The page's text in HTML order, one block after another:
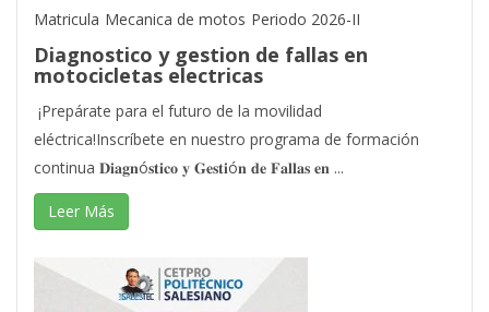
Matricula Mecanica de motos Periodo 2026-II
Diagnostico y gestion de fallas en
motocicletas electricas
¡Prepárate para el futuro de la movilidad
eléctrica!Inscríbete en nuestro programa de formación
continua 𝐃𝐢𝐚𝐠𝐧ó𝐬𝐭𝐢𝐜𝐨 𝐲 𝐆𝐞𝐬𝐭𝐢ó𝐧 𝐝𝐞 𝐅𝐚𝐥𝐥𝐚𝐬 𝐞𝐧 ...
Leer Más